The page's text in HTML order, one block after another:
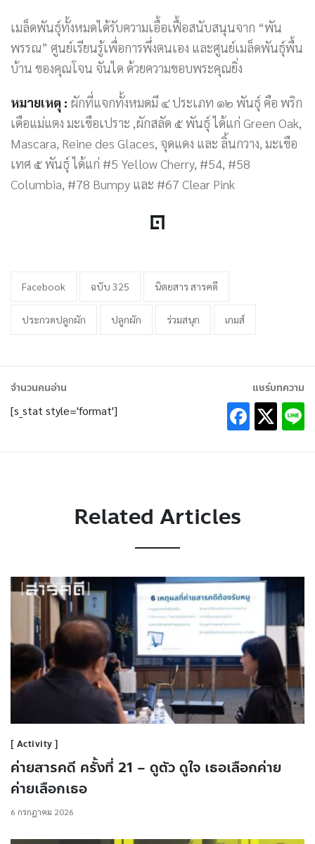
เมล็ดพันธุ์ทั้งหมดได้รับความเอื้อเฟื้อสนับสนุนจาก “พัน
พรรณ” ศูนย์เรียนรู้เพื่อการพึ่งตนเอง และศูนย์เมล็ดพันธุ์พื้น
บ้าน ของคุณโจน จันได ด้วยความขอบพระคุณยิ่ง
หมายเหตุ : ผักที่แจกทั้งหมดมี ๔ ประเภท ๑๒ พันธุ์ คือ พริก
เดือแม่แตง มะเขือเปราะ ,ผักสลัด ๕ พันธุ์ ได้แก่ Green Oak,
Mascara, Reine des Glaces, จุดแดง และ ลิ้นกวาง, มะเขือ
เทศ ๕ พันธุ์ ได้แก่ #5 Yellow Cherry, #54, #58
Columbia, #78 Bumpy และ #67 Clear Pink
Facebook ฉบับ 325 นิตยสาร สารคดี
ประกวดปลูกผัก ปลูกผัก ร่วมสนุก เกมส์
จำนวนคนอ่าน
[s_stat style='format']
แชร์บทความ
Related Articles
Activity
ค่ายสารคดี ครั้งที่ 21 – ดูตัว ดูใจ เธอเลือกค่าย
ค่ายเลือกเธอ
6 กรกฎาคม 2026